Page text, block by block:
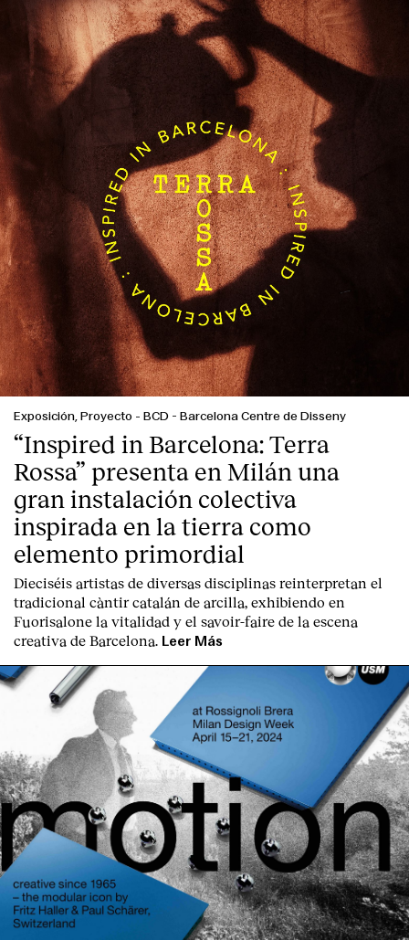
Exposición, Proyecto - BCD - Barcelona Centre de Disseny
“Inspired in Barcelona: Terra
Rossa” presenta en Milán una
gran instalación colectiva
inspirada en la tierra como
elemento primordial
Dieciséis artistas de diversas disciplinas reinterpretan el
tradicional càntir catalán de arcilla, exhibiendo en
Fuorisalone la vitalidad y el savoir-faire de la escena
creativa de Barcelona. Leer Más